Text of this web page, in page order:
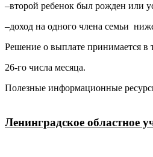
–второй ребенок был рожден или
–доход на одного члена семьи
Решение о выплате принимается в
26-го числа месяца.
Полезные информационные
Ленинградское областное